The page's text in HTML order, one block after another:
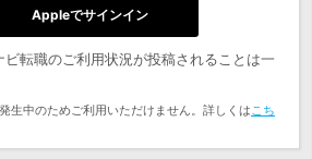
Appleでサインイン
転職のご利用状況が投稿されることは一
生中のためご利用いただけません。詳しくは こち